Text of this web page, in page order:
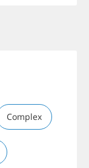
Complex